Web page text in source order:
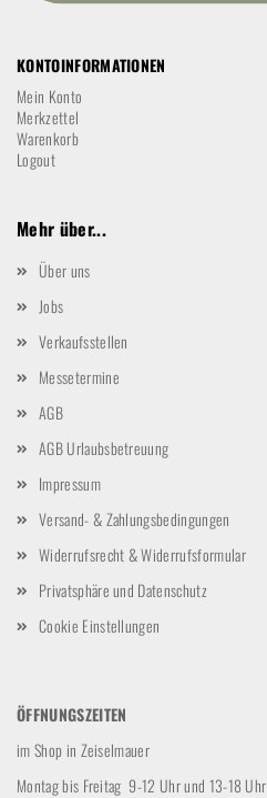
KONTOINFORMATIONEN
Mein Konto
Merkzettel
Warenkorb
Logout
Mehr über...
Über uns
Jobs
Verkaufsstellen
Messetermine
AGB
AGB Urlaubsbetreuung
Impressum
Versand- & Zahlungsbedingungen
Widerrufsrecht & Widerrufsformular
Privatsphäre und Datenschutz
Cookie Einstellungen
ÖFFNUNGSZEITEN
im Shop in Zeiselmauer
Montag bis Freitag 9-12 Uhr und 13-18 Uhr